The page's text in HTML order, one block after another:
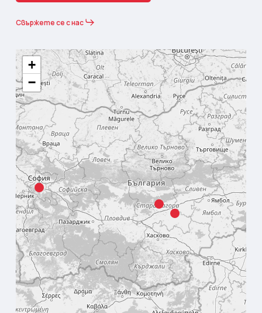
Свържете се с нас
+
−